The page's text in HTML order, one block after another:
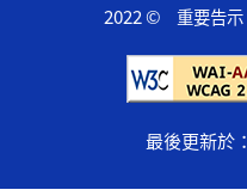
2022 © 重要告示
最後更新於：